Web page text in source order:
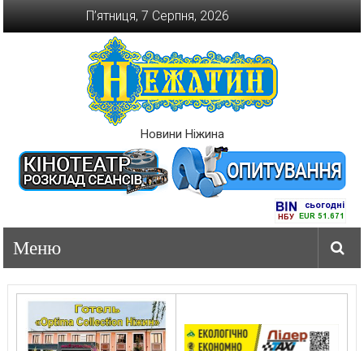
П’ятниця, 7 Серпня, 2026
Новини Ніжина